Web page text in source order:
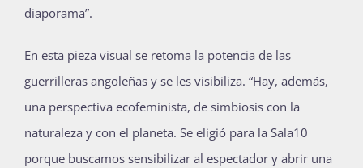
diaporama”.
En esta pieza visual se retoma la potencia de las
guerrilleras angoleñas y se les visibiliza. “Hay, además,
una perspectiva ecofeminista, de simbiosis con la
naturaleza y con el planeta. Se eligió para la Sala10
porque buscamos sensibilizar al espectador y abrir una